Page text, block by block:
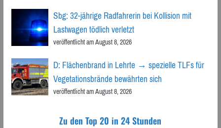
Sbg: 32-jährige Radfahrerin bei Kollision mit
Lastwagen tödlich verletzt
veröffentlicht am August 8, 2026
D: Flächenbrand in Lehrte → spezielle TLFs für
Vegetationsbrände bewährten sich
veröffentlicht am August 8, 2026
Zu den Top 20 in 24 Stunden